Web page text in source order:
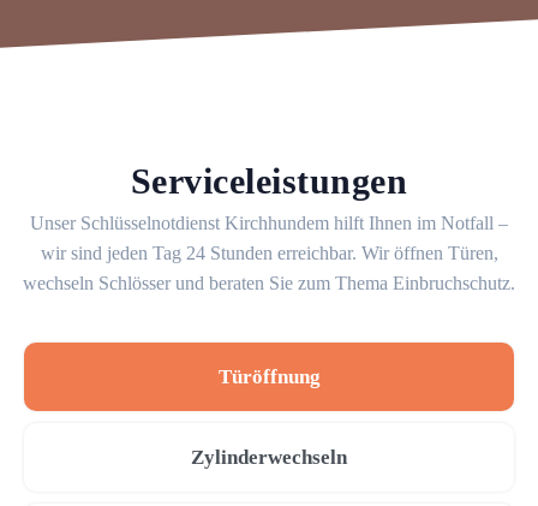
Serviceleistungen
Unser Schlüsselnotdienst Kirchhundem hilft Ihnen im Notfall –
wir sind jeden Tag 24 Stunden erreichbar. Wir öffnen Türen,
wechseln Schlösser und beraten Sie zum Thema Einbruchschutz.
Türöffnung
Zylinderwechseln